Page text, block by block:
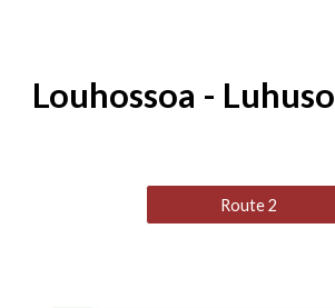
Louhossoa - Luhuso
Route 2